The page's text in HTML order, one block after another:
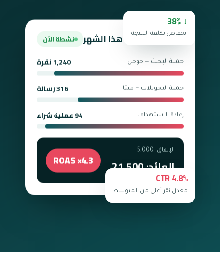
↓ 38%
انخفاض تكلفة النتيجة
CTR 4.8%
معدل نقر أعلى من المتوسط
حملة رئيسية — هذا الشهر نشطة الآن
حملة البحث — جوجل 1,240 نقرة
حملة التحويلات — ميتا 316 رسالة
إعادة الاستهداف 94 عملية شراء
الإنفاق: 5,000
العائد: 21,500 ROAS ×4.3